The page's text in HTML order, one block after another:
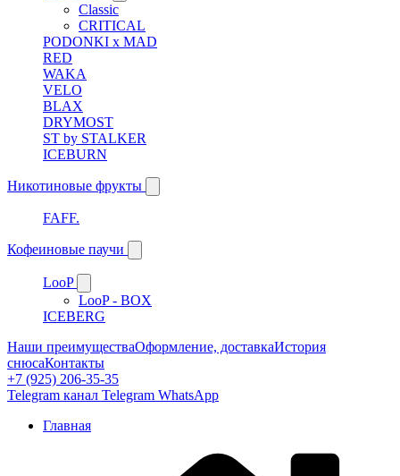
Classic
CRITICAL
PODONKI x MAD
RED
WAKA
VELO
BLAX
DRYMOST
ST by STALKER
ICEBURN
Никотиновые фрукты
FAFF.
Кофеиновые паучи
LooP
LooP - BOX
ICEBERG
Наши преимуществаОформление, доставкаИстория
снюсаКонтакты
+7 (925) 206-35-35
Telegram канал Telegram WhatsApp
Главная